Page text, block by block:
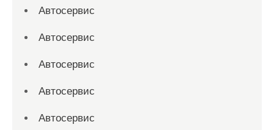
Автосервис
Автосервис
Автосервис
Автосервис
Автосервис